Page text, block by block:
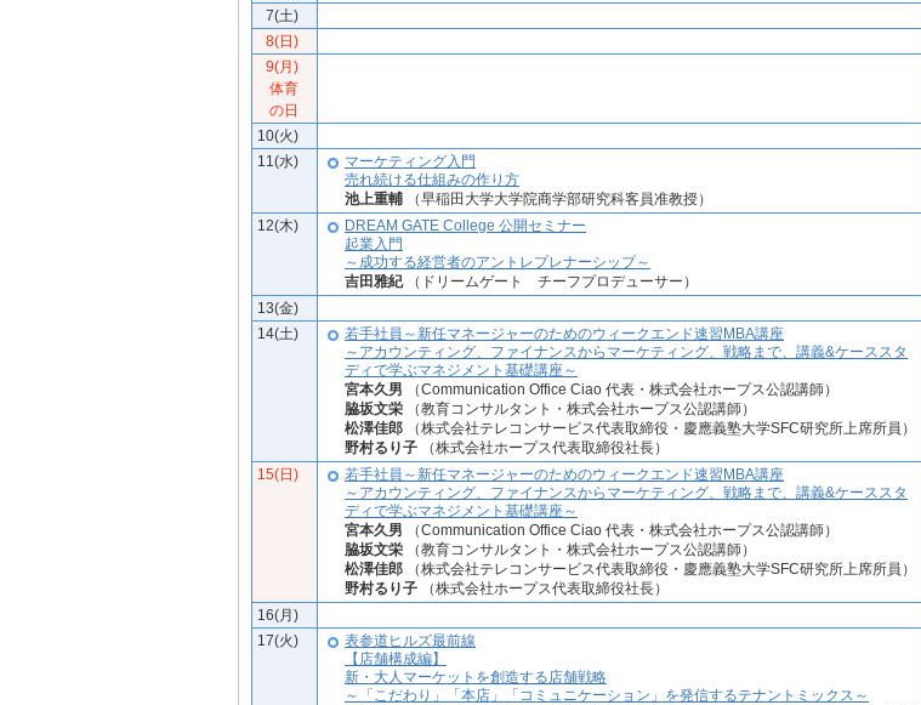
7(土)
8(日)
9(月)
体育
の日
10(火)
11(水)
マーケティング入門
売れ続ける仕組みの作り方
池上重輔 （早稲田大学大学院商学部研究科客員准教授）
12(木)
DREAM GATE College 公開セミナー
起業入門
～成功する経営者のアントレプレナーシップ～
吉田雅紀（ドリームゲート チーフプロデューサー）
13(金)
14(土)
若手社員～新任マネージャーのためのウィークエンド速習MBA講座
～アカウンティング、ファイナンスからマーケティング、戦略まで、講義&ケーススタ
ディで学ぶマネジメント基礎講座～
宮本久男 （Communication Office Ciao 代表・株式会社ホープス公認講師）
脇坂文栄 （教育コンサルタント・株式会社ホープス公認講師）
松澤佳郎 （株式会社テレコンサービス代表取締役・慶應義塾大学SFC研究所上席所員）
野村るり子 （株式会社ホープス代表取締役社長）
15(日)
若手社員～新任マネージャーのためのウィークエンド速習MBA講座
～アカウンティング、ファイナンスからマーケティング、戦略まで、講義&ケーススタ
ディで学ぶマネジメント基礎講座～
宮本久男 （Communication Office Ciao 代表・株式会社ホープス公認講師）
脇坂文栄 （教育コンサルタント・株式会社ホープス公認講師）
松澤佳郎 （株式会社テレコンサービス代表取締役・慶應義塾大学SFC研究所上席所員）
野村るり子 （株式会社ホープス代表取締役社長）
16(月)
17(火)
表参道ヒルズ最前線
【店舗構成編】
新・大人マーケットを創造する店舗戦略
～「こだわり」「本店」「コミュニケーション」を発信するテナントミックス～